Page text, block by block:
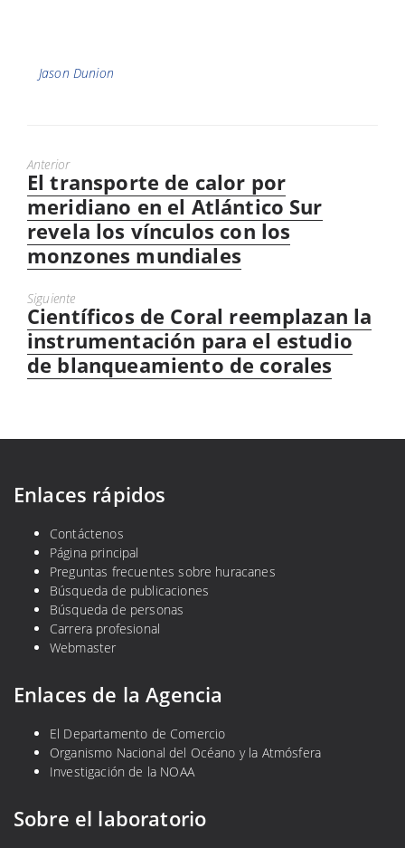
Etiquetas
Jason Dunion
Anterior
Puesto
anterior:
El transporte de calor por
meridiano en el Atlántico Sur
revela los vínculos con los
monzones mundiales
Siguiente
Próximo
mensaje:
Científicos de Coral reemplazan la
instrumentación para el estudio
de blanqueamiento de corales
Enlaces rápidos
Contáctenos
Página principal
Preguntas frecuentes sobre huracanes
Búsqueda de publicaciones
Búsqueda de personas
Carrera profesional
Webmaster
Enlaces de la Agencia
El Departamento de Comercio
Organismo Nacional del Océano y la Atmósfera
Investigación de la NOAA
Sobre el laboratorio